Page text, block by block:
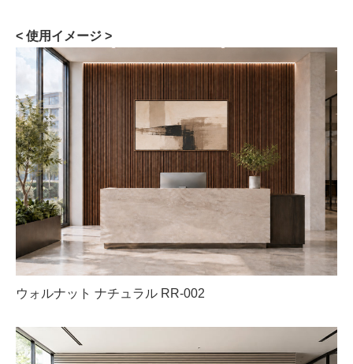
< 使用イメージ >
ウォルナット ナチュラル RR-002